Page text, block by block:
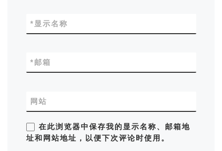
显示名称
*
邮箱
*
网站
在此浏览器中保存我的显示名称、邮箱地
址和网站地址，以便下次评论时使用。